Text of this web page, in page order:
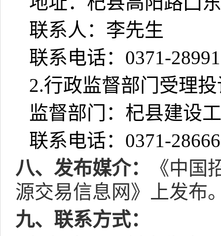
联系人：李先生
联系电话： 0371-
2.行政监督部门受理
监督部门：杞县建设
联系电话： 0371-
八、发布媒介：
《中
源交易信息网》上发布
九、联系方式：